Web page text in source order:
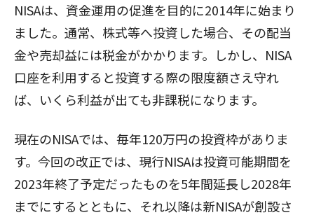
NISAは、資金運用の促進を目的に2014年に始まり
ました。通常、株式等へ投資した場合、その配当
金や売却益には税金がかかります。しかし、NISA
口座を利用すると投資する際の限度額さえ守れ
ば、いくら利益が出ても非課税になります。
現在のNISAでは、毎年120万円の投資枠がありま
す。今回の改正では、現行NISAは投資可能期間を
2023年終了予定だったものを5年間延長し2028年
までにするとともに、それ以降は新NISAが創設さ